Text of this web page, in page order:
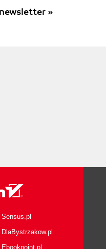
»
Sensus.pl
DlaBystrzakow.pl
Ebookpoint.pl